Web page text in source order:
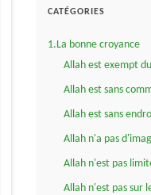
CATÉGORIES
1.La bonne croyance
Allah est exempt
Allah est sans
Allah est sans
Allah n'a pas
Allah n'est pas
Allah n'est pas sur